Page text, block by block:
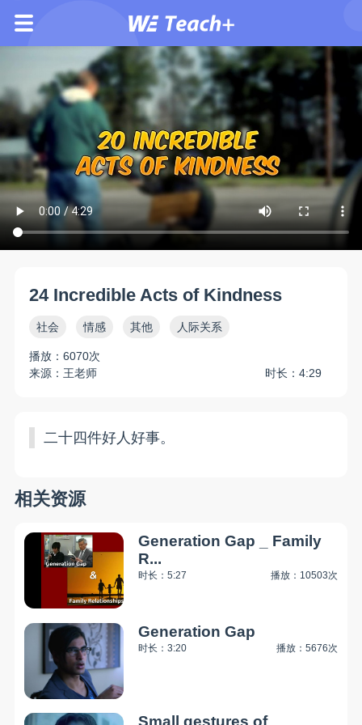
24 Incredible Acts of Kindness
社会 情感 其他 人际关系
播放：6070次
来源：王老师
时长：4:29
二十四件好人好事。
相关资源
Generation Gap _ Family
R...
时长：5:27 播放：10503次
Generation Gap
时长：3:20 播放：5676次